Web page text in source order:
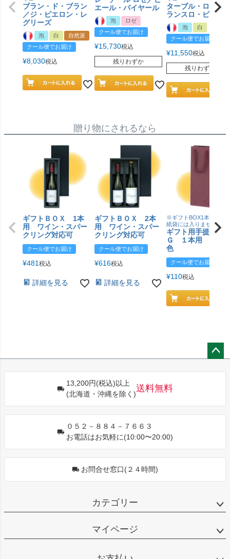
ブラン・ド・ブラン
／ジ・ピエロン・レ
グリーズ
泡 白
自然派
クール便でお届け
¥8,030税込
エール・パイヤール
泡
ロゼ
クール便でお届け
¥15,730税込
残りわずか
ターブル・ロンド
ランスロ・ピエン
泡
白
クール便でお届け
¥11,550税込
残りわずか
贈り物にされるなら
ギフトＢＯＸ 1本
用 ワイン・スパー
クリング対応可
クール便でお届け
¥481 税込
詳細を見る
ギフトＢＯＸ 2本
用 ワイン・スパー
クリング対応可
クール便でお届け
¥616税込
詳細を見る
※ギフトBOX1本用はこ
紙袋には入りません
ギフト用手提げＢ
Ｇ １本用 エン
色
クール便でお届け
¥110税込
13,200円(税込)以上
(北海道・沖縄を除く)
送料無料
０５２－８８４－７６６３
お電話はお気軽に(10:00〜20:00)
お問合せ窓口(２４時間)
カテゴリー
マイページ